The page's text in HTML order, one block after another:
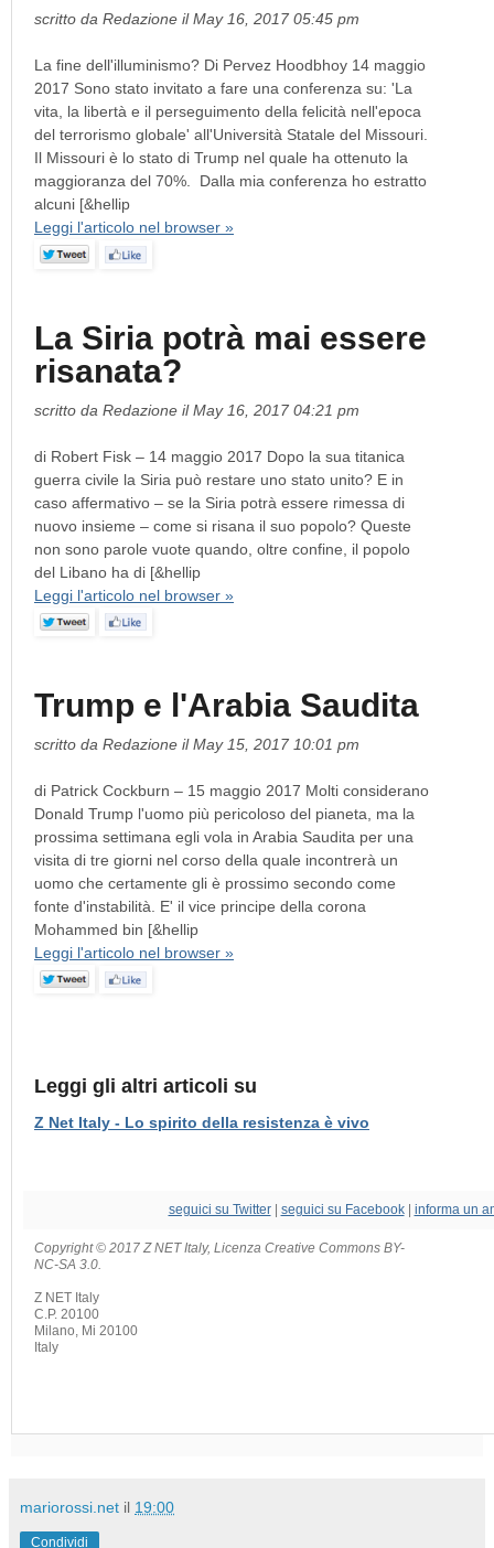
scritto da Redazione il May 16, 2017 05:45 pm
La fine dell'illuminismo? Di Pervez Hoodbhoy 14 maggio
2017 Sono stato invitato a fare una conferenza su: 'La
vita, la libertà e il perseguimento della felicità nell'epoca
del terrorismo globale' all'Università Statale del Missouri.
Il Missouri è lo stato di Trump nel quale ha ottenuto la
maggioranza del 70%. Dalla mia conferenza ho estratto
alcuni [&hellip
Leggi l'articolo nel browser »
La Siria potrà mai essere
risanata?
scritto da Redazione il May 16, 2017 04:21 pm
di Robert Fisk – 14 maggio 2017 Dopo la sua titanica
guerra civile la Siria può restare uno stato unito? E in
caso affermativo – se la Siria potrà essere rimessa di
nuovo insieme – come si risana il suo popolo? Queste
non sono parole vuote quando, oltre confine, il popolo
del Libano ha di [&hellip
Leggi l'articolo nel browser »
Trump e l'Arabia Saudita
scritto da Redazione il May 15, 2017 10:01 pm
di Patrick Cockburn – 15 maggio 2017 Molti considerano
Donald Trump l'uomo più pericoloso del pianeta, ma la
prossima settimana egli vola in Arabia Saudita per una
visita di tre giorni nel corso della quale incontrerà un
uomo che certamente gli è prossimo secondo come
fonte d'instabilità. E' il vice principe della corona
Mohammed bin [&hellip
Leggi l'articolo nel browser »
Leggi gli altri articoli su
Z Net Italy - Lo spirito della resistenza è vivo
seguici su Twitter| seguici su Facebook| informa un
Copyright © 2017 Z NET Italy, Licenza Creative Commons BY-
NC-SA 3.0.
Z NET Italy
C.P. 20100
Milano Mi 20100
Italy
mariorossi.net il 19:00
Condividi